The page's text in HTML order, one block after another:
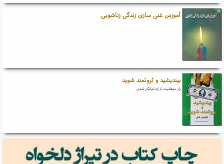
آموزش غنی سازی زندگی زناشویی
بیندیشید و ثروتمند شوید
راز موفقیت یا راه توانگر شدن